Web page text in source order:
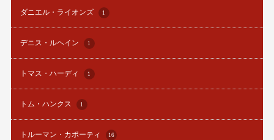
ダニエル・ライオンズ 1
デニス・ルヘイン 1
トマス・ハーディ 1
トム・ハンクス 1
トルーマン・カポーティ 16